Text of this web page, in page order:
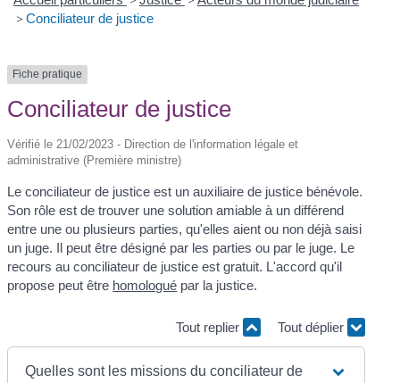
> Conciliateur de justice
Fiche pratique
Conciliateur de justice
Vérifié le 21/02/2023 - Direction de l'information légale et
administrative (Première ministre)
Le conciliateur de justice est un auxiliaire de justice bénévole.
Son rôle est de trouver une solution amiable à un différend
entre une ou plusieurs parties, qu'elles aient ou non déjà saisi
un juge. Il peut être désigné par les parties ou par le juge. Le
recours au conciliateur de justice est gratuit. L'accord qu'il
propose peut être homologué par la justice.
Tout replier Tout déplier
Quelles sont les missions du conciliateur de